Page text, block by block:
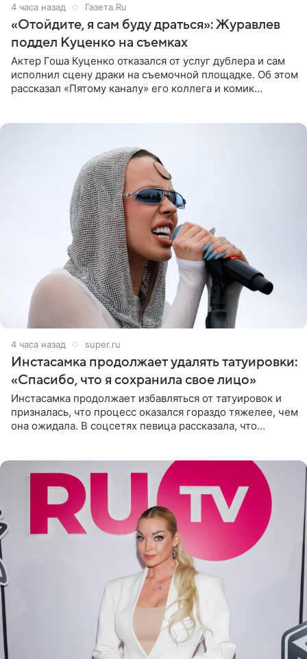
4 часа назад Газета.Ru
«Отойдите, я сам буду драться»: Журавлев
поддел Куценко на съемках
Актер Гоша Куценко отказался от услуг дублера и сам
исполнил сцену драки на съемочной площадке. Об этом
рассказал «Пятому каналу» его коллега и комик
4 часа назад super.ru
Инстасамка продолжает удалять татуировки:
«Спасибо, что я сохранила свое лицо»
Инстасамка продолжает избавляться от татуировок и
призналась, что процесс оказался гораздо тяжелее, чем
она ожидала. В соцсетях певица рассказала, что